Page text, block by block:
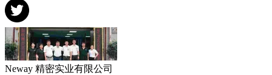
Neway 精密实业有限公司